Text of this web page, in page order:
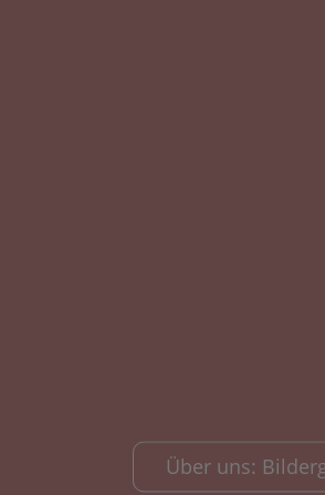
Über uns: